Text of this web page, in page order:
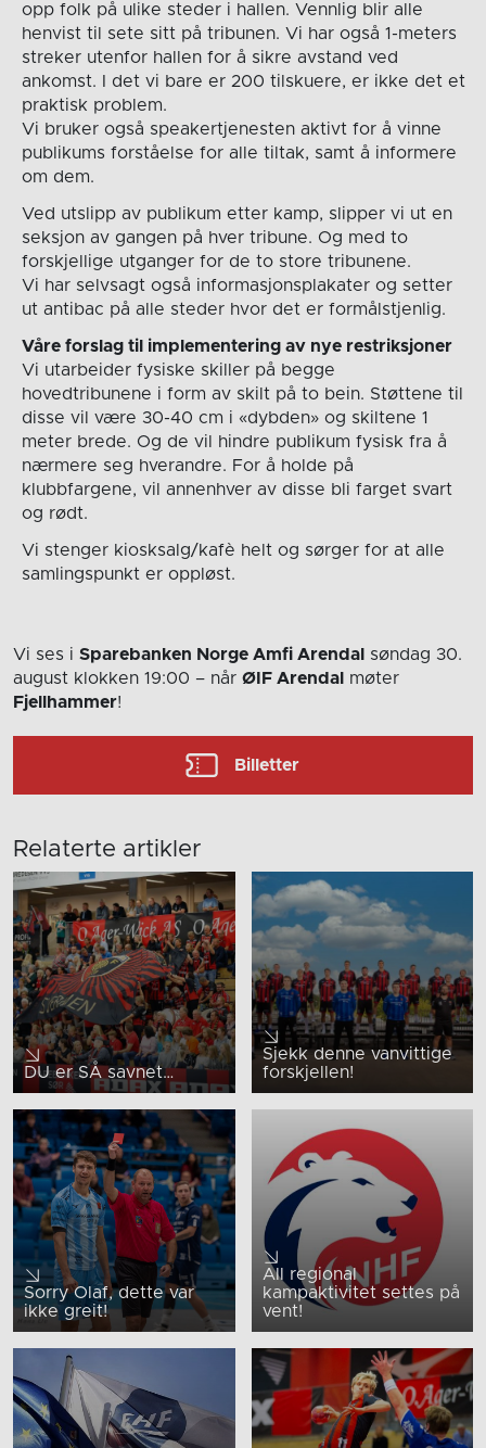
opp folk på ulike steder i hallen. Vennlig blir alle
henvist til sete sitt på tribunen. Vi har også 1-meters
streker utenfor hallen for å sikre avstand ved
ankomst. I det vi bare er 200 tilskuere, er ikke det et
praktisk problem.
Vi bruker også speakertjenesten aktivt for å vinne
publikums forståelse for alle tiltak, samt å informere
om dem.
Ved utslipp av publikum etter kamp, slipper vi ut en
seksjon av gangen på hver tribune. Og med to
forskjellige utganger for de to store tribunene.
Vi har selvsagt også informasjonsplakater og setter
ut antibac på alle steder hvor det er formålstjenlig.
Våre forslag til implementering av nye restriksjoner
Vi utarbeider fysiske skiller på begge
hovedtribunene i form av skilt på to bein. Støttene til
disse vil være 30-40 cm i «dybden» og skiltene 1
meter brede. Og de vil hindre publikum fysisk fra å
nærmere seg hverandre. For å holde på
klubbfargene, vil annenhver av disse bli farget svart
og rødt.
Vi stenger kiosksalg/kafè helt og sørger for at alle
samlingspunkt er oppløst.
Vi ses i Sparebanken Norge Amfi Arendal
søndag 30.
august klokken 19:00 – når ØIF Arendal
møter
Fjellhammer!
Billetter
Relaterte artikler
DU er SÅ savnet…
Sjekk denne vanvittige
forskjellen!
Sorry Olaf, dette var
ikke greit!
All regional
kampaktivitet settes på
vent!